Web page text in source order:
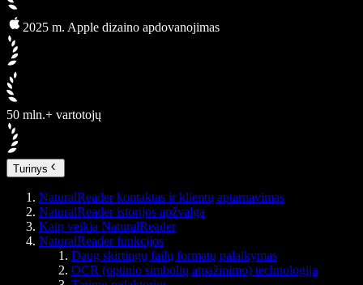
2025 m. Apple dizaino apdovanojimas
50 mln.+ vartotojų
Turinys
NaturalReader kontaktas ir klientų aptarnavimas
NaturalReader istorijos apžvalga
Kaip veikia NaturalReader
NaturalReader funkcijos
Daug skirtingų failų formatų palaikymas
OCR (optinio simbolių atpažinimo) technologija